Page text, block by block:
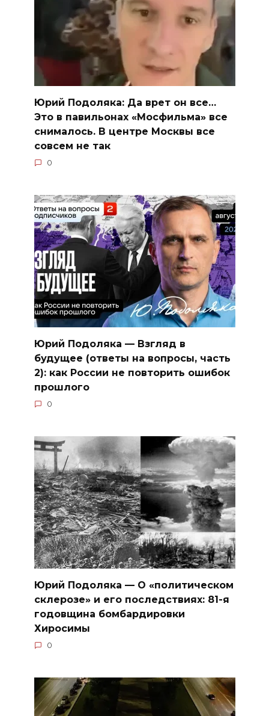
Юрий Подоляка: Да врет он все…
Это в павильонах «Мосфильма» все
снималось. В центре Москвы все
совсем не так
0
Юрий Подоляка — Взгляд в
будущее (ответы на вопросы, часть
2): как России не повторить ошибок
прошлого
0
Юрий Подоляка — О «политическом
склерозе» и его последствиях: 81-я
годовщина бомбардировки
Хиросимы
0